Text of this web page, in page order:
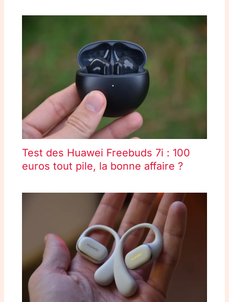
Test des Huawei Freebuds 7i : 100
euros tout pile, la bonne affaire ?